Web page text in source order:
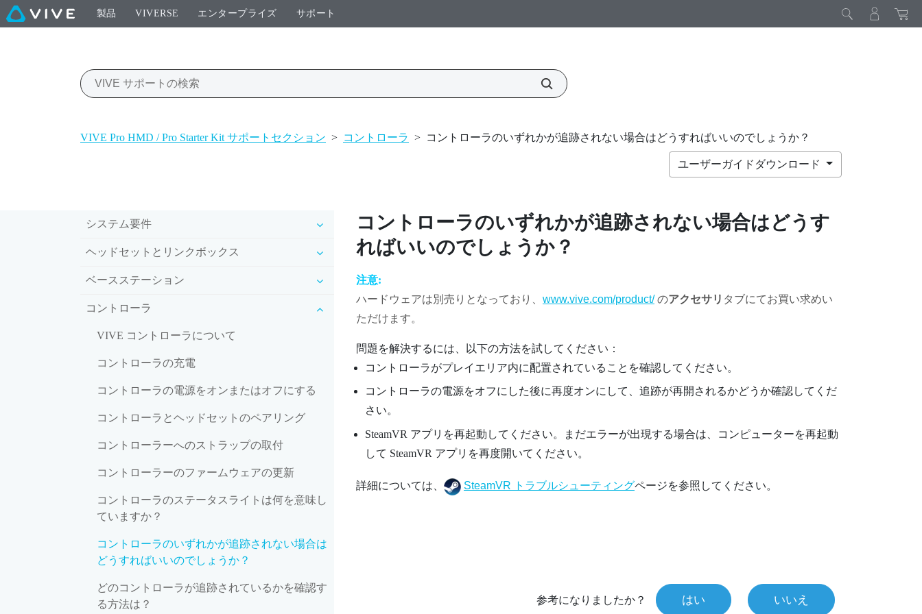
製品 VIVERSE エンタープライズ サポート
VIVE Pro HMD / Pro Starter Kit サポートセクション > コントローラ > コントローラのいずれかが追跡されない場合はどうすればいいのでしょうか？
ユーザーガイドダウンロード
システム要件
ヘッドセットとリンクボックス
ベースステーション
コントローラ
VIVE コントローラについて
コントローラの充電
コントローラの電源をオンまたはオフにする
コントローラとヘッドセットのペアリング
コントローラーへのストラップの取付
コントローラーのファームウェアの更新
コントローラのステータスライトは何を意味し
ていますか？
コントローラのいずれかが追跡されない場合は
どうすればいいのでしょうか？
どのコントローラが追跡されているかを確認す
る方法は？
コントローラのいずれかが追跡されない場合はどうす
ればいいのでしょうか？
注意:
ハードウェアは別売りとなっており、 www.vive.com/product/のアクセサリ タブにてお買い求めい
ただけます。
問題を解決するには、以下の方法を試してください：
コントローラがプレイエリア内に配置されていることを確認してください。
コントローラの電源をオフにした後に再度オンにして、追跡が再開されるかどうか確認してくだ
さい。
SteamVR アプリを再起動してください。まだエラーが出現する場合は、コンピューターを再起動
して SteamVR アプリを再度開いてください。
詳細については、 SteamVR トラブルシューティングページを参照してください。
参考になりましたか？ はい いいえ